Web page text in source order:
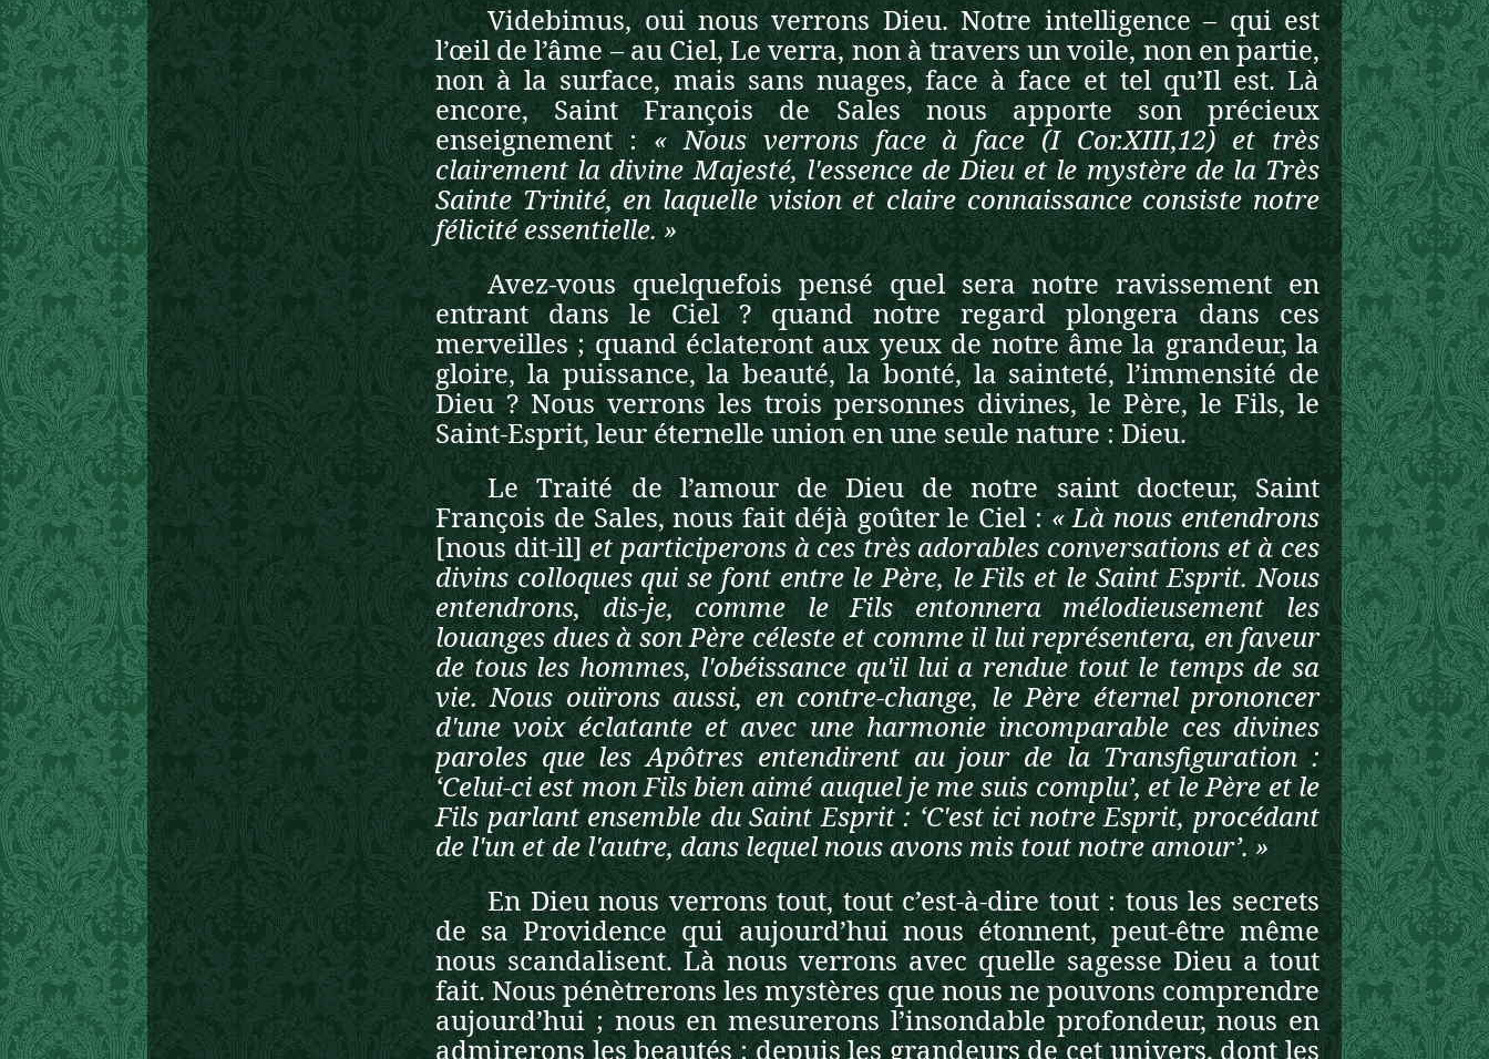
Videbimus, oui nous verrons Dieu. Notre intelligence – qui est
l’œil de l’âme – au Ciel, Le verra, non à travers un voile, non en partie,
non à la surface, mais sans nuages, face à face et tel qu’Il est. Là
encore, Saint François de Sales nous apporte son précieux
enseignement : « Nous verrons face à face (I Cor.XIII,12) et très
clairement la divine Majesté, l'essence de Dieu et le mystère de la Très
Sainte Trinité, en laquelle vision et claire connaissance consiste notre
félicité essentielle. »
Avez-vous quelquefois pensé quel sera notre ravissement en
entrant dans le Ciel ? quand notre regard plongera dans ces
merveilles ; quand éclateront aux yeux de notre âme la grandeur, la
gloire, la puissance, la beauté, la bonté, la sainteté, l’immensité de
Dieu ? Nous verrons les trois personnes divines, le Père, le Fils, le
Saint-Esprit, leur éternelle union en une seule nature : Dieu.
Le Traité de l’amour de Dieu de notre saint docteur, Saint
François de Sales, nous fait déjà goûter le Ciel : « Là nous entendrons
[nous dit-il] et participerons à ces très adorables conversations et à ces
divins colloques qui se font entre le Père, le Fils et le Saint Esprit. Nous
entendrons, dis-je, comme le Fils entonnera mélodieusement les
louanges dues à son Père céleste et comme il lui représentera, en faveur
de tous les hommes, l'obéissance qu'il lui a rendue tout le temps de sa
vie. Nous ouïrons aussi, en contre-change, le Père éternel prononcer
d'une voix éclatante et avec une harmonie incomparable ces divines
paroles que les Apôtres entendirent au jour de la Transfiguration :
‘Celui-ci est mon Fils bien aimé auquel je me suis complu’, et le Père et le
Fils parlant ensemble du Saint Esprit : ‘C'est ici notre Esprit, procédant
de l'un et de l'autre, dans lequel nous avons mis tout notre amour’. »
En Dieu nous verrons tout, tout c’est-à-dire tout : tous les secrets
de sa Providence qui aujourd’hui nous étonnent, peut-être même
nous scandalisent. Là nous verrons avec quelle sagesse Dieu a tout
fait. Nous pénètrerons les mystères que nous ne pouvons comprendre
aujourd’hui ; nous en mesurerons l’insondable profondeur, nous en
admirerons les beautés : depuis les grandeurs de cet univers, dont les